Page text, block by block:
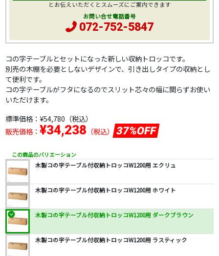
コの字テーブルとセットになった新しい収納トロッコです。
別売の木棚を必要としないデザインで、引き出しタイプの収納とし
て便利です。
コの字テーブルがフタになるのでスリット芯々の幅に関らずお使い
いただけます。
標準価格： ¥54,780 （税込）
販売価格： ¥34,238 （税込） 37%OFF
この商品のバリエーション
木製コの字テーブル付収納トロッコW1200用 エクリュ
木製コの字テーブル付収納トロッコW1200用 ホワイト
木製コの字テーブル付収納トロッコW1200用 ダークブラウン
木製コの字テーブル付収納トロッコW1200用 ラスティック
とお伝えいただくとスムーズにご案内できます
お問い合せ電話番号
072-752-5847